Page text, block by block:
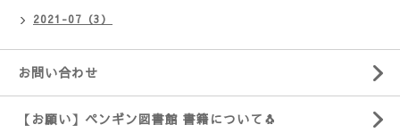
2021-07（3）
お問い合わせ
【お願い】ペンギン図書館 書籍について🐧